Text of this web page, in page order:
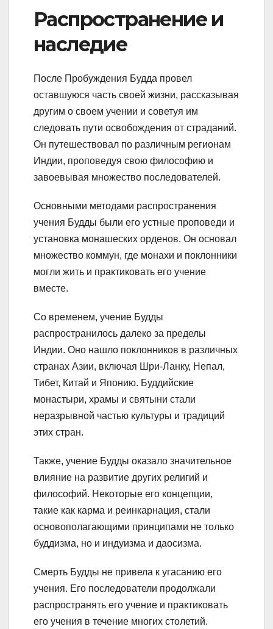
Распространение и
наследие
После Пробуждения Будда провел
оставшуюся часть своей жизни, рассказывая
другим о своем учении и советуя им
следовать пути освобождения от страданий.
Он путешествовал по различным регионам
Индии, проповедуя свою философию и
завоевывая множество последователей.
Основными методами распространения
учения Будды были его устные проповеди и
установка монашеских орденов. Он основал
множество коммун, где монахи и поклонники
могли жить и практиковать его учение
вместе.
Со временем, учение Будды
распространилось далеко за пределы
Индии. Оно нашло поклонников в различных
странах Азии, включая Шри-Ланку, Непал,
Тибет, Китай и Японию. Буддийские
монастыри, храмы и святыни стали
неразрывной частью культуры и традиций
этих стран.
Также, учение Будды оказало значительное
влияние на развитие других религий и
философий. Некоторые его концепции,
такие как карма и реинкарнация, стали
основополагающими принципами не только
буддизма, но и индуизма и даосизма.
Смерть Будды не привела к угасанию его
учения. Его последователи продолжали
распространять его учение и практиковать
его учения в течение многих столетий.